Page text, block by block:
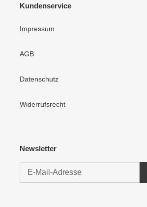
Kundenservice
Impressum
AGB
Datenschutz
Widerrufsrecht
Newsletter